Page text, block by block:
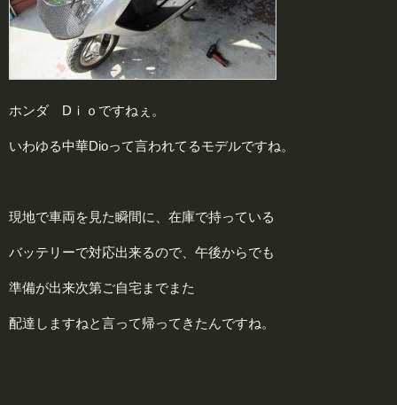
ホンダ Dｉｏですねぇ。
いわゆる中華Dioって言われてるモデルですね。
現地で車両を見た瞬間に、在庫で持っている
バッテリーで対応出来るので、午後からでも
準備が出来次第ご自宅までまた
配達しますねと言って帰ってきたんですね。